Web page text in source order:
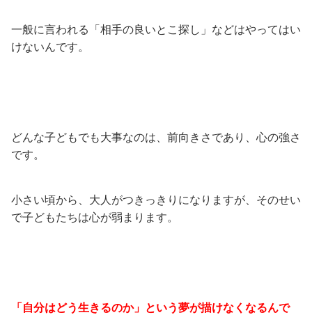
一般に言われる「相手の良いとこ探し」などはやってはい
けないんです。
どんな子どもでも大事なのは、前向きさであり、心の強さ
です。
小さい頃から、大人がつきっきりになりますが、そのせい
で子どもたちは心が弱まります。
「自分はどう生きるのか」という夢が描けなくなるんで